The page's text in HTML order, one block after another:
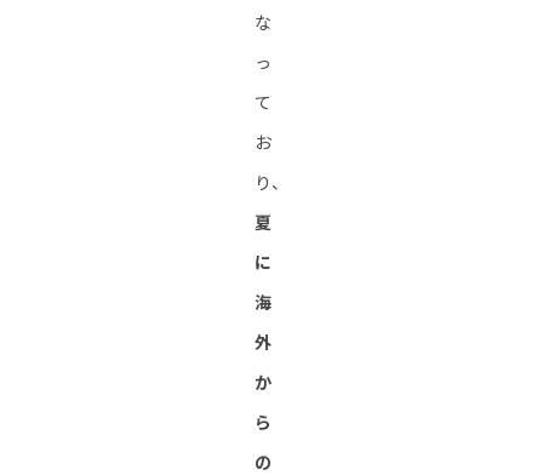
な
っ
て
お
り、
夏
に
海
外
か
ら
の